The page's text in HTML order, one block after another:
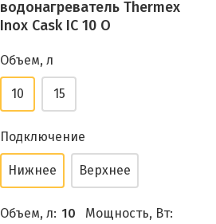
водонагреватель Thermex
Inox Cask IC 10 O
Объем, л
10 15
Подключение
Нижнее Верхнее
Объем, л: 10
Мощность, Вт: